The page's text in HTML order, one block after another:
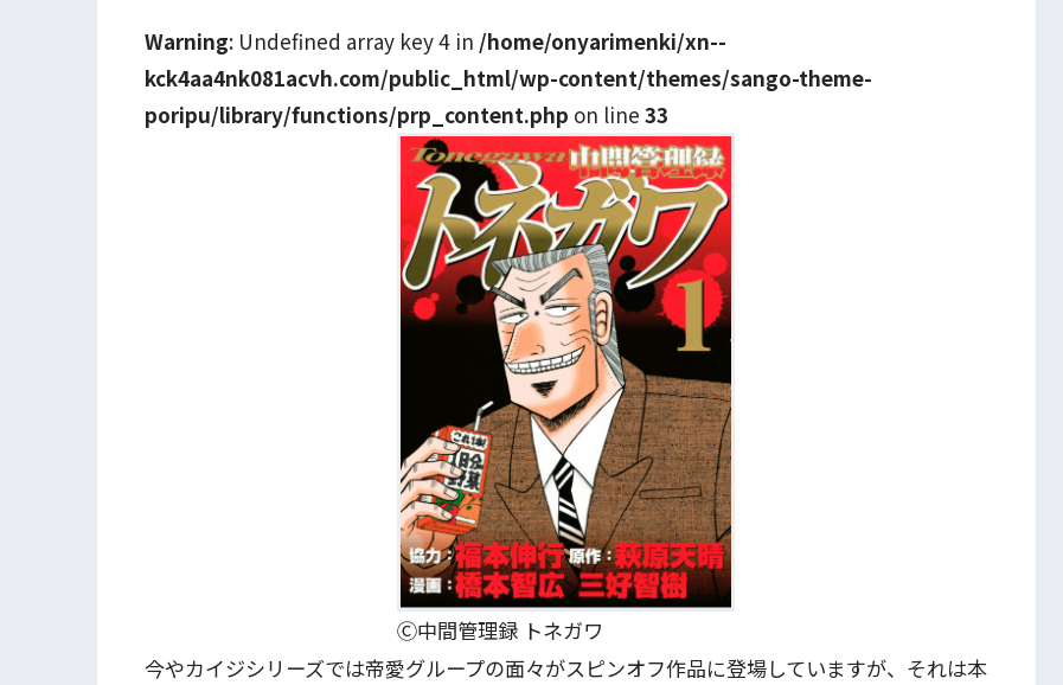
Warning: Undefined array key 4 in /home/onyarimenki/xn--
kck4aa4nk081acvh.com/public_html/wp-content/themes/sango-theme-
poripu/library/functions/prp_content.php on line 33
Ⓒ中間管理録 トネガワ
今やカイジシリーズでは帝愛グループの面々がスピンオフ作品に登場していますが、それは本